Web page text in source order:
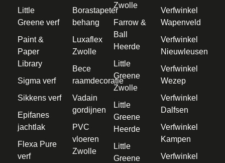
Little
Greene verf
Paint &
Paper
Library
Sigma verf
Sikkens verf
Epifanes
jachtlak
Flexa Pure
verf
Borastapeter
behang
Luxaflex
Zwolle
Bece
raamdecoratie
Vadain
gordijnen
PVC
vloeren
Zwolle
Zwolle
Farrow &
Ball
Heerde
Little
Greene
Zwolle
Little
Greene
Heerde
Little
Greene
Verfwinkel
Wapenveld
Verfwinkel
Nieuwleusen
Verfwinkel
Wezep
Verfwinkel
Dalfsen
Verfwinkel
Kampen
Verfwinkel